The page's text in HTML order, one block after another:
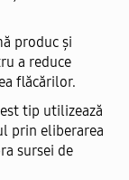
produc și
a reduce
flăcărilor.
tip utilizează
prin eliberarea
sursei de